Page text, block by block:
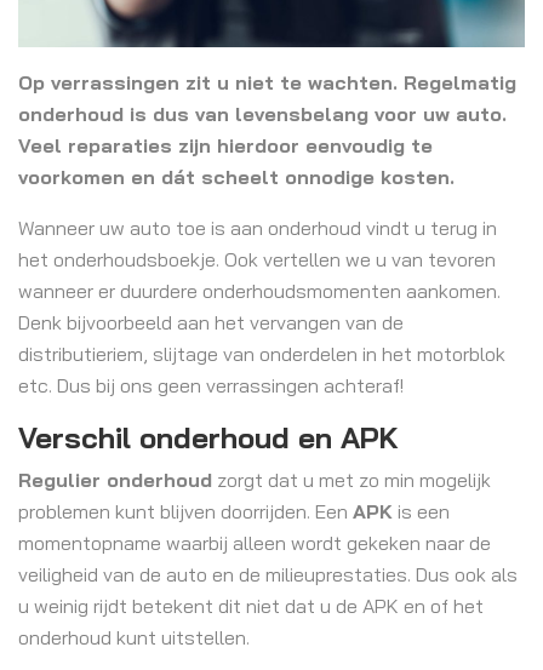
Op verrassingen zit u niet te wachten. Regelmatig
onderhoud is dus van levensbelang voor uw auto.
Veel reparaties zijn hierdoor eenvoudig te
voorkomen en dát scheelt onnodige kosten.
Wanneer uw auto toe is aan onderhoud vindt u terug in
het onderhoudsboekje. Ook vertellen we u van tevoren
wanneer er duurdere onderhoudsmomenten aankomen.
Denk bijvoorbeeld aan het vervangen van de
distributieriem, slijtage van onderdelen in het motorblok
etc. Dus bij ons geen verrassingen achteraf!
Verschil onderhoud en APK
Regulier onderhoud zorgt dat u met zo min mogelijk
problemen kunt blijven doorrijden. Een APK is een
momentopname waarbij alleen wordt gekeken naar de
veiligheid van de auto en de milieuprestaties. Dus ook als
u weinig rijdt betekent dit niet dat u de APK en of het
onderhoud kunt uitstellen.